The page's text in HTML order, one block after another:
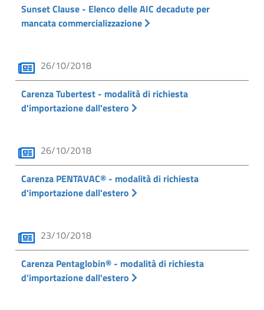
Sunset Clause - Elenco delle AIC decadute per
mancata commercializzazione
26/10/2018
Carenza Tubertest - modalità di richiesta
d'importazione dall'estero
26/10/2018
Carenza PENTAVAC® - modalità di richiesta
d'importazione dall'estero
23/10/2018
Carenza Pentaglobin® - modalità di richiesta
d'importazione dall'estero